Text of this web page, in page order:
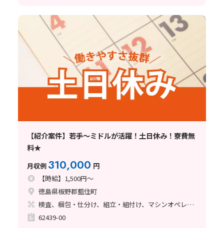
【紹介案件】若手～ミドルが活躍！土日休み！寮費無
料★
月収例 310,000 円
【時給】1,500円～
徳島県板野郡藍住町
検査、梱包・仕分け、組立・組付け、マシンオペレーター、玉掛け・クレーン
62439-00